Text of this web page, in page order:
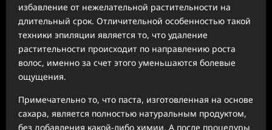
избавление от нежелательной растительности на
длительный срок. Отличительной особенностью такой
техники эпиляции является то, что удаление
растительности происходит по направлению роста
волос, именно за счет этого уменьшаются болевые
ощущения.
Примечательно то, что паста, изготовленная на основе
сахара, является полностью натуральным продуктом,
без добавления какой-либо химии. А после процедуры